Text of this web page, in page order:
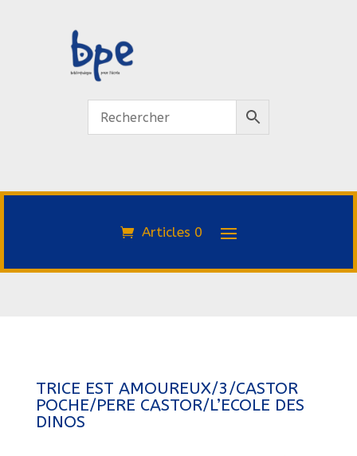
Articles 0
TRICE EST AMOUREUX/3/CASTOR
POCHE/PERE CASTOR/L’ECOLE DES
DINOS